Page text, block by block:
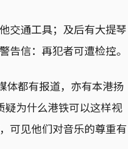
交通工具；及后有大提琴
告信：再犯者可遭检控。
体都有报道，亦有本港扬
为什么港铁可以这样视
可见他们对音乐的尊重有